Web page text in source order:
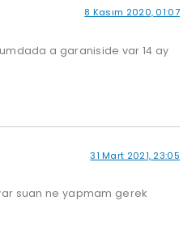
8 Kasım 2020, 01:07
a garaniside var 14 ay
31 Mart 2021, 23:05
suan ne yapmam gerek